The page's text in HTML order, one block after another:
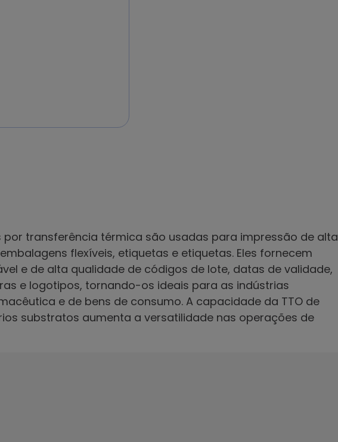
por transferência térmica são usadas para impressão de alta
flexíveis, etiquetas e etiquetas. Eles fornecem
e de alta qualidade de códigos de lote, datas de validade,
e logotipos, tornando-os ideais para as indústrias
e de bens de consumo. A capacidade da TTO de
substratos aumenta a versatilidade nas operações de